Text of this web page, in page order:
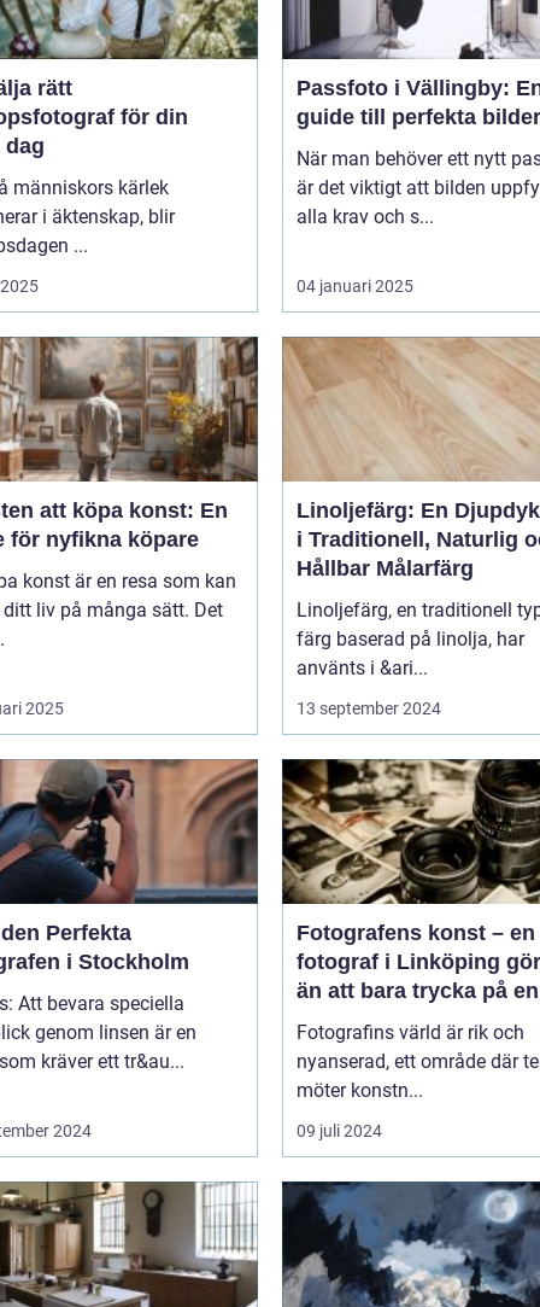
rätt
för din
dag
människors kärlek
i äktenskap, blir
...
Passfoto i Vällingby:
guide till perfekta bilder
När man behöver ett nytt
är det viktigt att bilden
alla krav och s...
04 januari 2025
att köpa konst: En
för nyfikna köpare
konst är en resa som kan
ditt liv på många sätt. Det
2025
Linoljefärg: En
i Traditionell, Naturlig
Hållbar Målarfärg
Linoljefärg, en traditionell
färg baserad på linolja, har
använts i &ari...
13 september 2024
Perfekta
i Stockholm
Att bevara speciella
genom linsen är en
kräver ett tr&au...
2024
Fotografens konst – en
fotograf i Linköping
än att bara trycka på en
knapp
Fotografins värld är rik och
nyanserad, ett område där
möter konstn...
09 juli 2024